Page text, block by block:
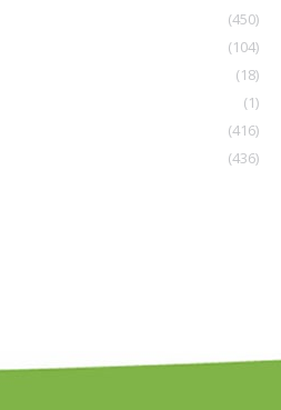
(450)
(104)
(18)
(1)
(416)
(436)